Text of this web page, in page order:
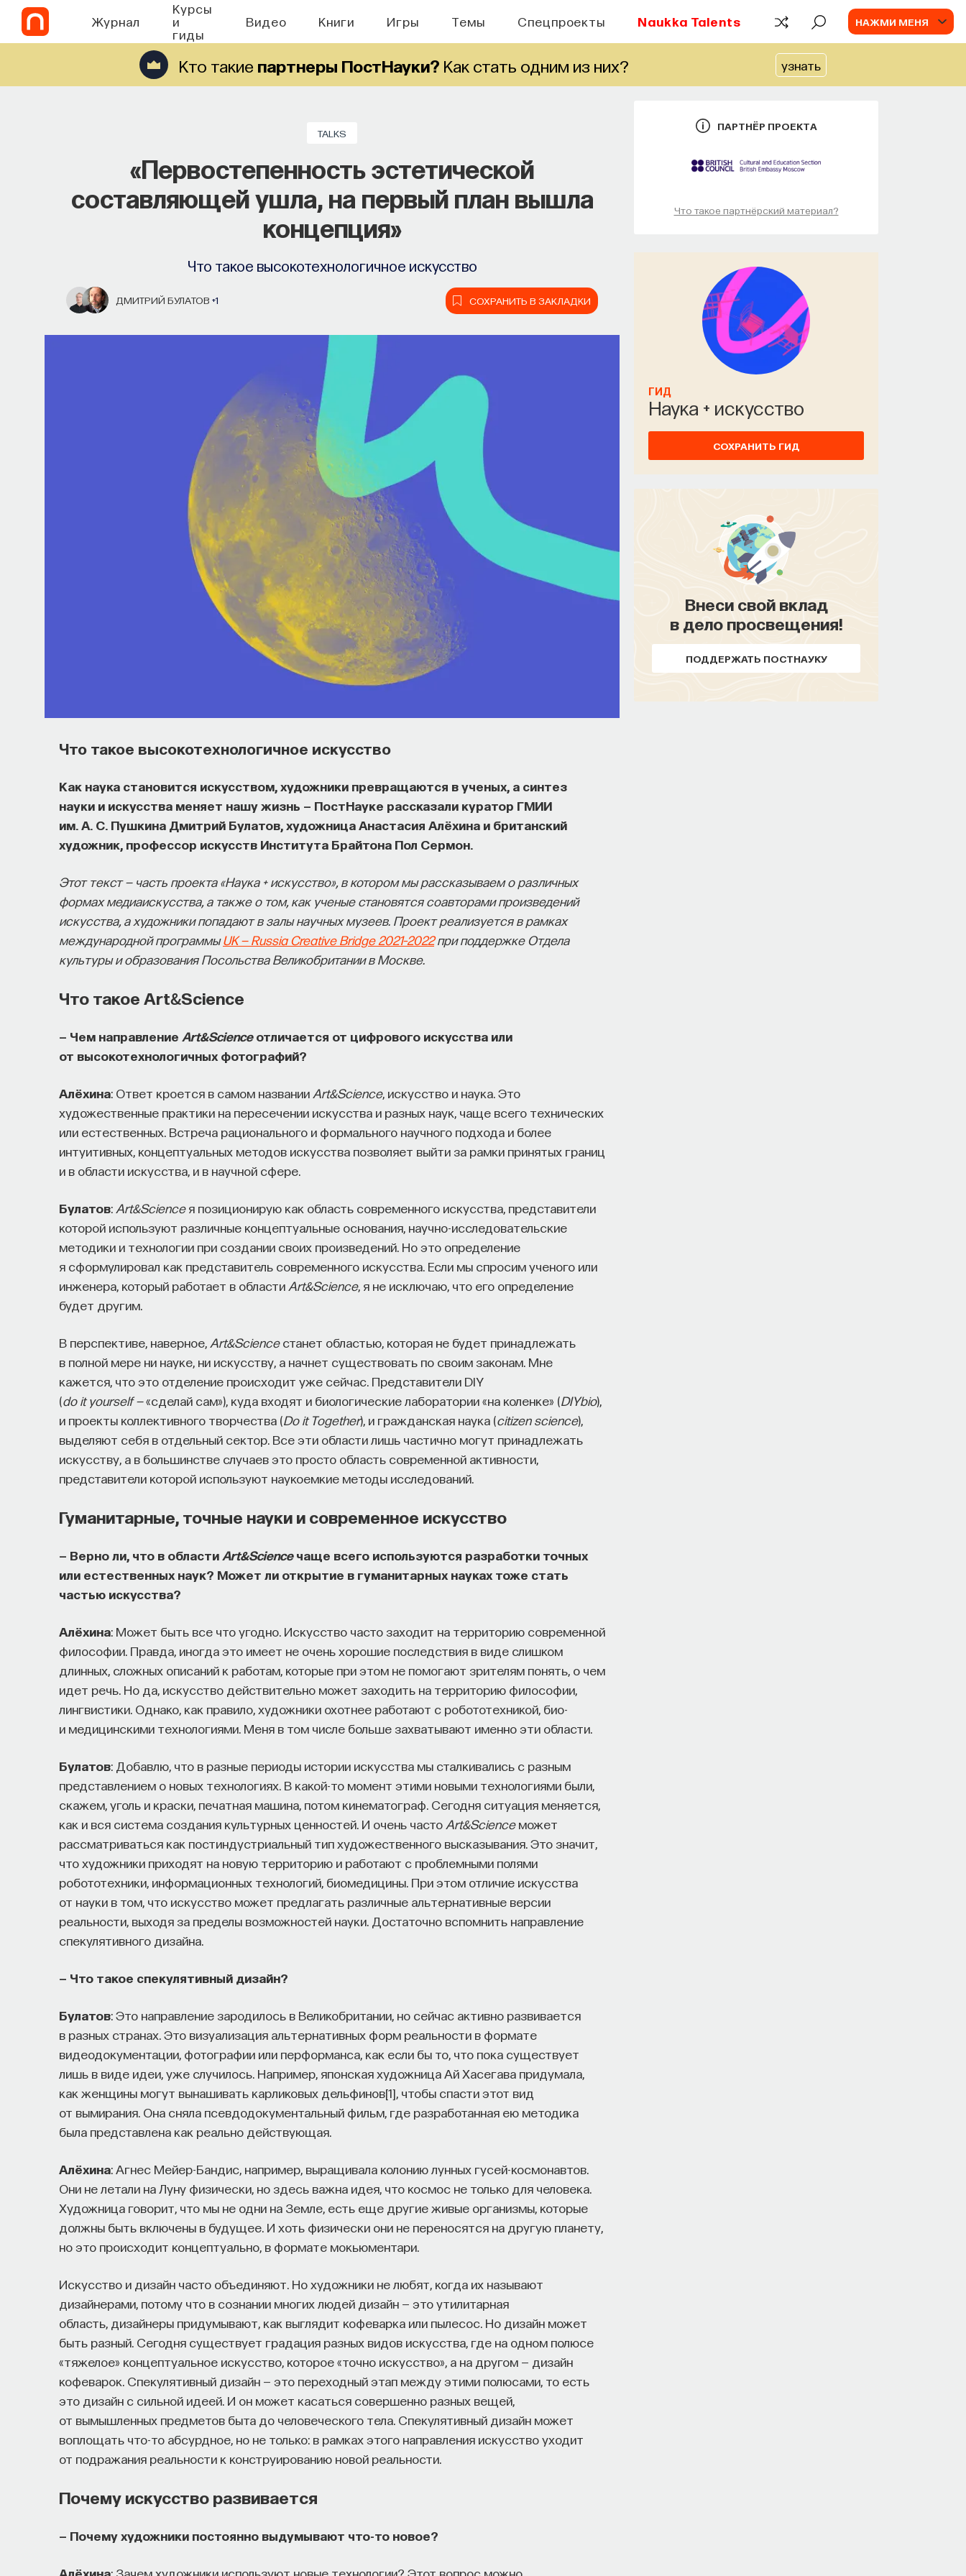
Журнал
Курсы
и
гиды
Видео Книги Игры Темы Спецпроекты Naukka Talents НАЖМИ МЕНЯ
Кто такие партнеры ПостНауки? Как стать одним из них? узнать
TALKS
«Первостепенность эстетической
составляющей ушла, на первый план вышла
концепция»
Что такое высокотехнологичное искусство
ДМИТРИЙ БУЛАТОВ +1 СОХРАНИТЬ В ЗАКЛАДКИ
Что такое высокотехнологичное искусство
Как наука становится искусством, художники превращаются в ученых, а синтез
науки и искусства меняет нашу жизнь — ПостНауке рассказали куратор ГМИИ
им. А. С. Пушкина Дмитрий Булатов, художница Анастасия Алёхина и британский
художник, профессор искусств Института Брайтона Пол Сермон.
Этот текст — часть проекта «Наука + искусство», в котором мы рассказываем о различных
формах медиаискусства, а также о том, как ученые становятся соавторами произведений
искусства, а художники попадают в залы научных музеев. Проект реализуется в рамках
международной программыUK — Russia Creative Bridge 2021–2022при поддержке Отдела
культуры и образования Посольства Великобритании в Москве.
Что такое Art&Science
— Чем направление Art&Scienceотличается от цифрового искусства или
от высокотехнологичных фотографий?
Алёхина: Ответ кроется в самом названии Art&Science, искусство и наука. Это
художественные практики на пересечении искусства и разных наук, чаще всего технических
или естественных. Встреча рационального и формального научного подхода и более
интуитивных, концептуальных методов искусства позволяет выйти за рамки принятых границ
и в области искусства, и в научной сфере.
Булатов: Art&Scienceя позиционирую как область современного искусства, представители
которой используют различные концептуальные основания, научно-исследовательские
методики и технологии при создании своих произведений. Но это определение
я сформулировал как представитель современного искусства. Если мы спросим ученого или
инженера, который работает в области Art&Science, я не исключаю, что его определение
будет другим.
В перспективе, наверное, Art&Scienceстанет областью, которая не будет принадлежать
в полной мере ни науке, ни искусству, а начнет существовать по своим законам. Мне
кажется, что это отделение происходит уже сейчас. Представители DIY
(do it yourself —«сделай сам»), куда входят и биологические лаборатории «на коленке» (DIYbio),
и проекты коллективного творчества (Do it Together), и гражданская наука (citizen science),
выделяют себя в отдельный сектор. Все эти области лишь частично могут принадлежать
искусству, а в большинстве случаев это просто область современной активности,
представители которой используют наукоемкие методы исследований.
Гуманитарные, точные науки и современное искусство
— Верно ли, что в области Art&Scienceчаще всего используются разработки точных
или естественных наук? Может ли открытие в гуманитарных науках тоже стать
частью искусства?
Алёхина: Может быть все что угодно. Искусство часто заходит на территорию современной
философии. Правда, иногда это имеет не очень хорошие последствия в виде слишком
длинных, сложных описаний к работам, которые при этом не помогают зрителям понять, о чем
идет речь. Но да, искусство действительно может заходить на территорию философии,
лингвистики. Однако, как правило, художники охотнее работают с робототехникой, био-
и медицинскими технологиями. Меня в том числе больше захватывают именно эти области.
Булатов: Добавлю, что в разные периоды истории искусства мы сталкивались с разным
представлением о новых технологиях. В какой-то момент этими новыми технологиями были,
скажем, уголь и краски, печатная машина, потом кинематограф. Сегодня ситуация меняется,
как и вся система создания культурных ценностей. И очень часто Art&Scienceможет
рассматриваться как постиндустриальный тип художественного высказывания. Это значит,
что художники приходят на новую территорию и работают с проблемными полями
робототехники, информационных технологий, биомедицины. При этом отличие искусства
от науки в том, что искусство может предлагать различные альтернативные версии
реальности, выходя за пределы возможностей науки. Достаточно вспомнить направление
спекулятивного дизайна.
— Что такое спекулятивный дизайн?
Булатов: Это направление зародилось в Великобритании, но сейчас активно развивается
в разных странах. Это визуализация альтернативных форм реальности в формате
видеодокументации, фотографии или перформанса, как если бы то, что пока существует
лишь в виде идеи, уже случилось. Например, японская художница Ай Хасегава придумала,
как женщины могут вынашивать карликовых дельфинов[1], чтобы спасти этот вид
от вымирания. Она сняла псевдодокументальный фильм, где разработанная ею методика
была представлена как реально действующая.
Алёхина: Агнес Мейер-Бандис, например, выращивала колонию лунных гусей-космонавтов.
Они не летали на Луну физически, но здесь важна идея, что космос не только для человека.
Художница говорит, что мы не одни на Земле, есть еще другие живые организмы, которые
должны быть включены в будущее. И хоть физически они не переносятся на другую планету,
но это происходит концептуально, в формате мокьюментари.
Искусство и дизайн часто объединяют. Но художники не любят, когда их называют
дизайнерами, потому что в сознании многих людей дизайн — это утилитарная
область, дизайнеры придумывают, как выглядит кофеварка или пылесос. Но дизайн может
быть разный. Сегодня существует градация разных видов искусства, где на одном полюсе
«тяжелое» концептуальное искусство, которое «точно искусство», а на другом — дизайн
кофеварок. Спекулятивный дизайн — это переходный этап между этими полюсами, то есть
это дизайн с сильной идеей. И он может касаться совершенно разных вещей,
от вымышленных предметов быта до человеческого тела. Спекулятивный дизайн может
воплощать что-то абсурдное, но не только: в рамках этого направления искусство уходит
от подражания реальности к конструированию новой реальности.
Почему искусство развивается
— Почему художники постоянно выдумывают что-то новое?
ПАРТНЁР ПРОЕКТА
Что такое партнёрский материал?
ГИД
Наука + искусство
СОХРАНИТЬ ГИД
Внеси свой вклад
в дело просвещения!
ПОДДЕРЖАТЬ ПОСТНАУКУ